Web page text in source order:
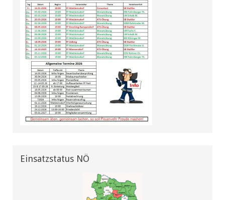
Einsatzstatus NÖ